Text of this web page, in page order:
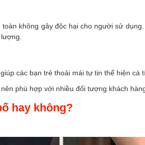
không gây độc hại cho người sử
các bạn trẻ thoải mái tự tin thể hiện cá
phù hợp với nhiều đối tượng khách
hay không?